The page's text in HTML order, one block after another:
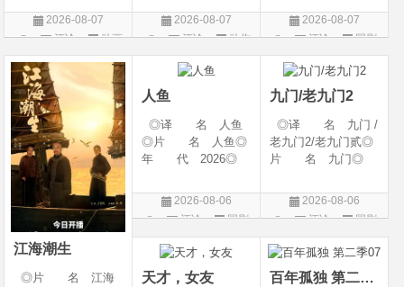
地: 中国大陆◎
类 别: 动画 / 奇
汉语普通话◎上映
日期: 202
2026-08-07
评论
动画
片
剧情 / 动作 / 战争◎
上映日期 2026-08-
链接 https://movie.
douban.com/s
2026-08-07
评论
动作
片
年 代: 2026◎
产 地: 中国大
情 / 爱情◎语 言:
汉语普通话◎上映
2026-08-07
评论
国剧
江海潮生
◎片 名 江海
人鱼
◎译 名 人鱼
◎片 名 人鱼◎
年 代 2026◎
◎类 别 剧情 /
悬疑◎语 言 汉
期 2026-08-04(中国
大陆)◎IMDb链接 t
2026-08-06
评论
国剧
九门/老九门2
◎译 名 九门 /
老九门2/老九门贰◎
片 名 九门◎
产 地 中国大陆
◎类 别 剧情 /
言 汉语普通话◎上
映日期 2026-07
2026-08-06
评论
国剧
天才，女友 百年孤独 第二季07